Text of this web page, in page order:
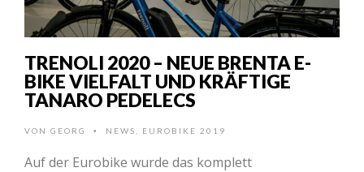
TRENOLI 2020 – NEUE BRENTA E-
BIKE VIELFALT UND KRÄFTIGE
TANARO PEDELECS
VON GEORG • NEWS EUROBIKE 2019
Auf der Eurobike wurde das komplett